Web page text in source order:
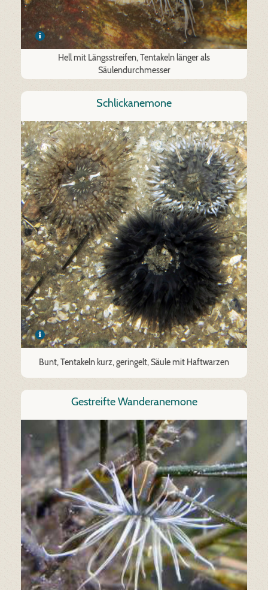
Hell mit Längsstreifen, Tentakeln länger als
Säulendurchmesser
Schlickanemone
Bunt, Tentakeln kurz, geringelt, Säule mit Haftwarzen
Gestreifte Wanderanemone